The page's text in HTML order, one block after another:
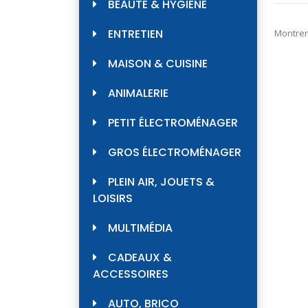
BEAUTÉ & HYGIÈNE
ENTRETIEN
MAISON & CUISINE
ANIMALERIE
PETIT ÉLECTROMÉNAGER
GROS ÉLECTROMÉNAGER
PLEIN AIR, JOUETS &
LOISIRS
MULTIMÉDIA
CADEAUX &
ACCESSOIRES
AUTO, BRICO